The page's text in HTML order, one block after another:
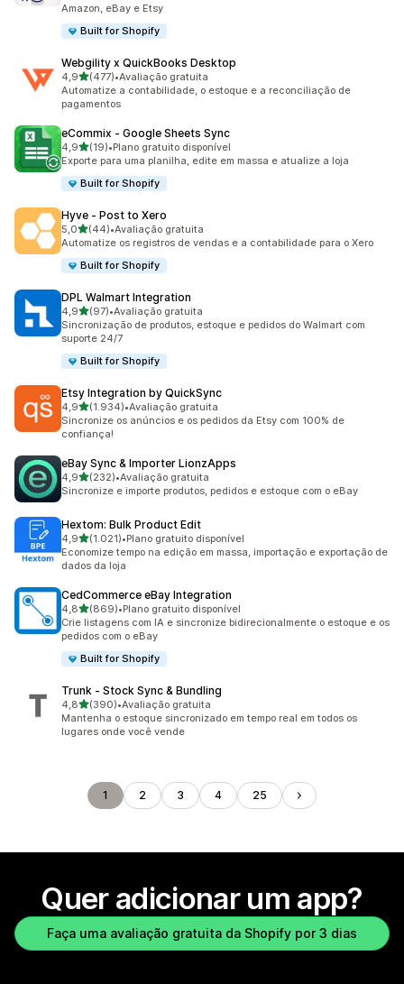
Amazon, eBay e Etsy
Built for Shopify
Webgility x QuickBooks Desktop
4,9de 5 estrelas
(477)
477 avaliações ao todo
•Avaliação gratuita
Automatize a contabilidade, o estoque e a reconciliação de
pagamentos
eCommix ‑ Google Sheets Sync
4,9de 5 estrelas
(19)
19 avaliações ao todo
•Plano gratuito disponível
Exporte para uma planilha, edite em massa e atualize a loja
Built for Shopify
Hyve ‑ Post to Xero
5,0de 5 estrelas
(44)
44 avaliações ao todo
•Avaliação gratuita
Automatize os registros de vendas e a contabilidade para o Xero
Built for Shopify
DPL Walmart Integration
4,9de 5 estrelas
(97)
97 avaliações ao todo
•Avaliação gratuita
Sincronização de produtos, estoque e pedidos do Walmart com
suporte 24/7
Built for Shopify
Etsy Integration by QuickSync
4,9de 5 estrelas
(1.934)
1934 avaliações ao todo
•Avaliação gratuita
Sincronize os anúncios e os pedidos da Etsy com 100% de
confiança!
eBay Sync & Importer LionzApps
4,9de 5 estrelas
(232)
232 avaliações ao todo
•Avaliação gratuita
Sincronize e importe produtos, pedidos e estoque com o eBay
Hextom: Bulk Product Edit
4,9de 5 estrelas
(1.021)
1021 avaliações ao todo
•Plano gratuito disponível
Economize tempo na edição em massa, importação e exportação de
dados da loja
CedCommerce eBay Integration
4,8de 5 estrelas
(869)
869 avaliações ao todo
•Plano gratuito disponível
Crie listagens com IA e sincronize bidirecionalmente o estoque e os
pedidos com o eBay
Built for Shopify
Trunk ‑ Stock Sync & Bundling
4,8de 5 estrelas
(390)
390 avaliações ao todo
•Avaliação gratuita
Mantenha o estoque sincronizado em tempo real em todos os
lugares onde você vende
1 2 3 4 25
Quer adicionar um app?
Faça uma avaliação gratuita da Shopify por 3 dias